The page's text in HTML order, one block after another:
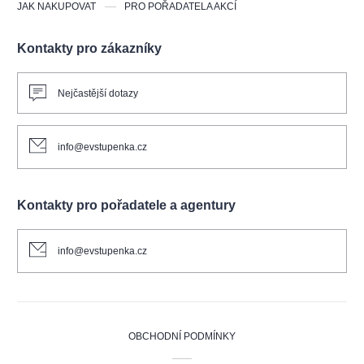
Kontakty pro zákazníky
Nejčastější dotazy
info@evstupenka.cz
Kontakty pro pořadatele a agentury
info@evstupenka.cz
JAK NAKUPOVAT
PRO POŘADATELA AKCÍ
OBCHODNÍ PODMÍNKY